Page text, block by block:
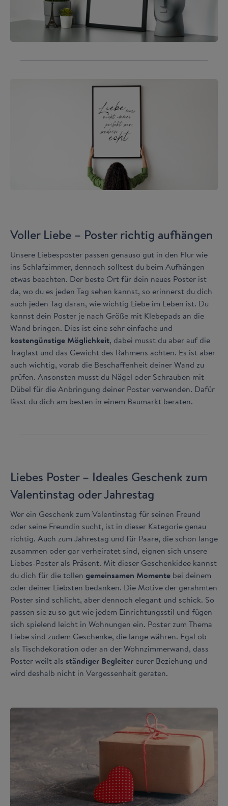
Voller Liebe – Poster richtig aufhängen
Unsere Liebesposter passen genauso gut in den Flur wie
ins Schlafzimmer, dennoch solltest du beim Aufhängen
etwas beachten. Der beste Ort für dein neues Poster ist
da, wo du es jeden Tag sehen kannst, so erinnerst du dich
auch jeden Tag daran, wie wichtig Liebe im Leben ist. Du
kannst dein Poster je nach Größe mit Klebepads an die
Wand bringen. Dies ist eine sehr einfache und
kostengünstige Möglichkeit, dabei musst du aber auf die
Traglast und das Gewicht des Rahmens achten. Es ist aber
auch wichtig, vorab die Beschaffenheit deiner Wand zu
prüfen. Ansonsten musst du Nägel oder Schrauben mit
Dübel für die Anbringung deiner Poster verwenden. Dafür
lässt du dich am besten in einem Baumarkt beraten.
Liebes Poster – Ideales Geschenk zum
Valentinstag oder Jahrestag
Wer ein Geschenk zum Valentinstag für seinen Freund
oder seine Freundin sucht, ist in dieser Kategorie genau
richtig. Auch zum Jahrestag und für Paare, die schon lange
zusammen oder gar verheiratet sind, eignen sich unsere
Liebes-Poster als Präsent. Mit dieser Geschenkidee kannst
du dich für die tollen gemeinsamen Momente bei deinem
oder deiner Liebsten bedanken. Die Motive der gerahmten
Poster sind schlicht, aber dennoch elegant und schick. So
passen sie zu so gut wie jedem Einrichtungsstil und fügen
sich spielend leicht in Wohnungen ein. Poster zum Thema
Liebe sind zudem Geschenke, die lange währen. Egal ob
als Tischdekoration oder an der Wohnzimmerwand, dass
Poster weilt als ständiger Begleiter eurer Beziehung und
wird deshalb nicht in Vergessenheit geraten.